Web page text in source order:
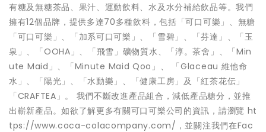
有糖及無糖茶品、果汁、運動飲料、水及水分補給飲品等。我們
擁有12個品牌，提供多達70多種飲料，包括「可口可樂」、無糖
「可口可樂」、「加系可口可樂」、「雪碧」、「芬達」、「玉
泉」、「OOHA」、「飛雪」礦物質水、「淳。茶舍」、「Min
ute Maid」、「Minute Maid Qoo」、 「Glaceau 維他命
水」、「陽光」、「水動樂」、「健康工房」及「紅茶花伝」
「CRAFTEA」。 我們不斷改進產品組合，減低產品糖分，並推
出嶄新產品。如欲了解更多有關可口可樂公司的資訊，請瀏覽 ht
tps://www.coca-colacompany.com/ ，並關注我們在Fac